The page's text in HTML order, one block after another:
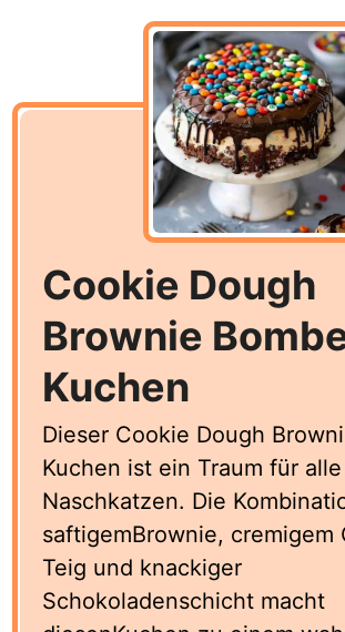
Cookie Dough
Brownie
Kuchen
Dieser Cookie Dough
Kuchen ist ein Traum für alle
Naschkatzen. Die
saftigemBrownie, cremigem
Teig und knackiger
Schokoladenschicht macht